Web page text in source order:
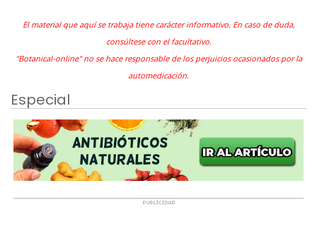
El material que aquí se trabaja tiene carácter informativo. En caso de duda,
consúltese con el facultativo.
"Botanical-online" no se hace responsable de los perjuicios ocasionados por la
automedicación.
Especial